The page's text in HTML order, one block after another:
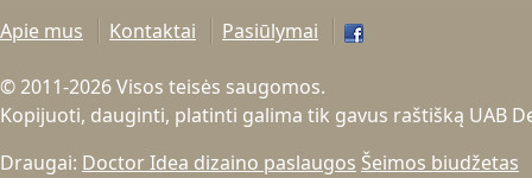
Apie mus Kontaktai Pasiūlymai
© 2011-2026 Visos teisės saugomos.
Kopijuoti, dauginti, platinti galima tik gavus raštišką UAB
Draugai: Doctor Idea dizaino paslaugos Šeimos biudžetas